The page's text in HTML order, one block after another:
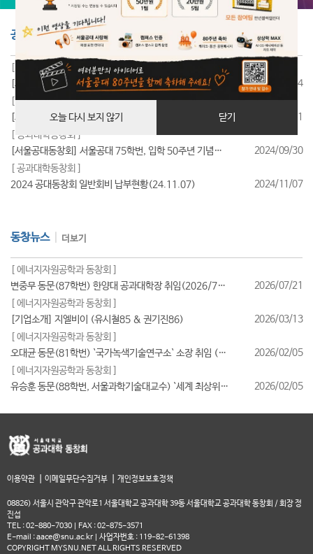
오늘 다시 보지 않기 닫기
공지사항 더보기
[ 공과대학동창회 ]
[서울공대동창회] 서울공대 85학번, 입학 40주년 기념행사 성료
2025/07/24
[ 공과대학동창회 ]
[서울공대동창회] 서울공대 95학번, 입학 30주년 기념행사 성료
2025/07/11
[ 공과대학동창회 ]
[서울공대동창회] 서울공대 75학번, 입학 50주년 기념행사 성료
2024/09/30
[ 공과대학동창회 ]
2024 공대동창회 일반회비 납부현황(24.11.07)
2024/11/07
동창뉴스 더보기
[ 에너지자원공학과 동창회 ]
변중무 동문(87학번) 한양대 공과대학장 취임(2026/7/1일자)
2026/07/21
[ 에너지자원공학과 동창회 ]
[기업소개] 지엘비이 (유시철85 & 권기진86)
2026/03/13
[ 에너지자원공학과 동창회 ]
오대균 동문(81학번) `국가녹색기술연구소` 소장 취임 (2026/2월)
2026/02/05
[ 에너지자원공학과 동창회 ]
유승훈 동문(88학번, 서울과학기술대교수) `세계 최상위 연구자 2025` 등재
2026/02/05
이용약관 이메일무단수집거부 개인정보보호정책
08826) 서울시 관악구 관악로1 서울대학교 공과대학 39동 서울대학교 공과대학 동창회 / 회장 정
진섭
TEL : 02-880-7030 | FAX : 02-875-3571
E-mail : aace@snu.ac.kr | 사업자번호 : 119-82-61398
COPYRIGHT MYSNU.NET ALL RIGHTS RESERVED